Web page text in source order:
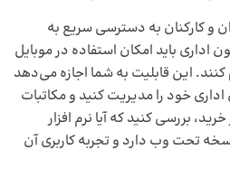
و کارکنان به دسترسی سریع به
اداری باید امکان استفاده در موبایل
این قابلیت به شما اجازه می‌دهد
خود را مدیریت کنید و مکاتبات
بررسی کنید که آیا نرم‌ افزار
تحت وب دارد و تجربه کاربری آن